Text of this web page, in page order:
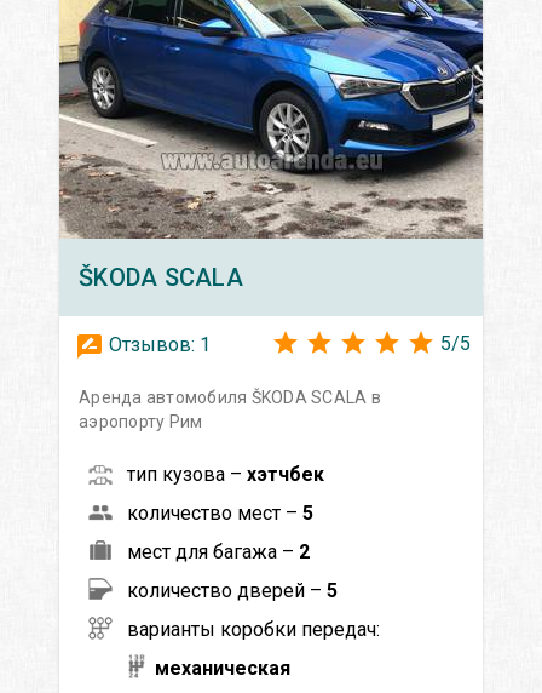
ŠKODA SCALA
Отзывов: 1 5/5
Аренда автомобиля ŠKODA SCALA в
аэропорту Рим
тип кузова – хэтчбек
количество мест – 5
мест для багажа – 2
количество дверей – 5
варианты коробки передач:
механическая